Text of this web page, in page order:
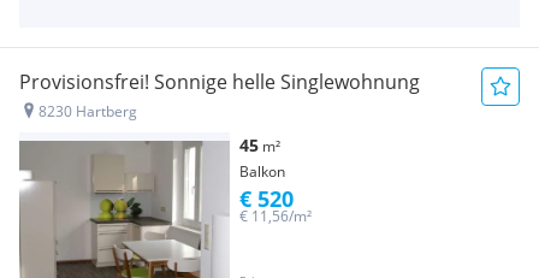
Provisionsfrei! Sonnige helle Singlewohnung
8230 Hartberg
45 m²
Balkon
€ 11,56/m²
€ 520